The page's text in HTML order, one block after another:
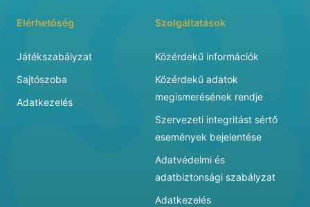
Elérhetőség
Játékszabályzat
Sajtószoba
Adatkezelés
Szolgáltatások
Közérdekű információk
Közérdekű adatok
megismerésének rendje
Szervezeti integritást sértő
események bejelentése
Adatvédelmi és
adatbiztonsági szabályzat
Adatkezelés